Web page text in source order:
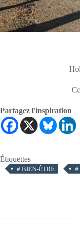
Partagez l'inspiration
Étiquettes
# BIEN-ÊTRE #